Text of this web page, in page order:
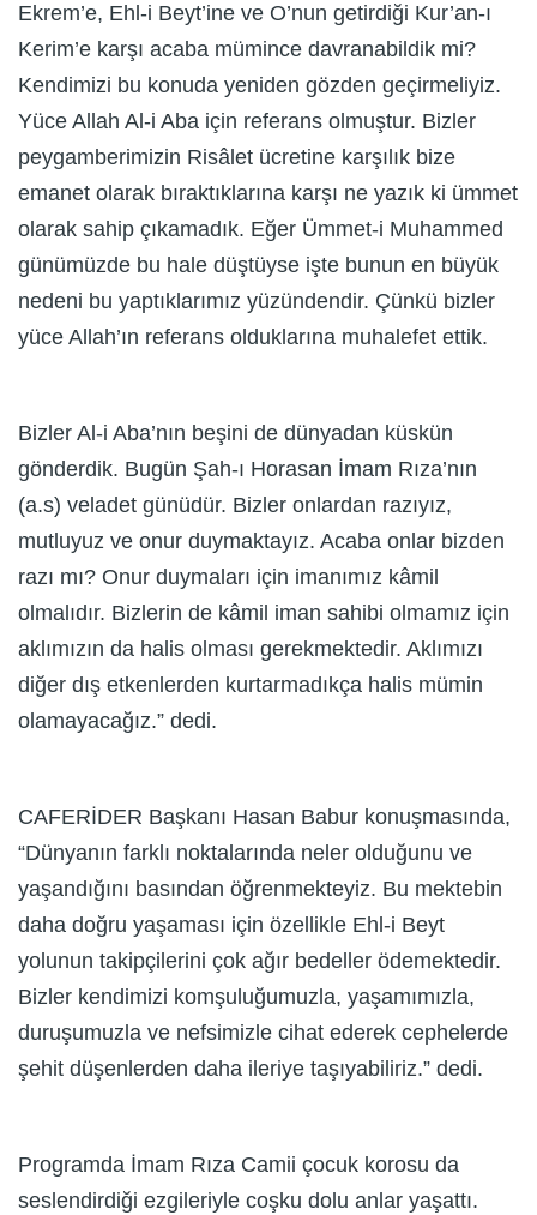
Ekrem’e, Ehl-i Beyt’ine ve O’nun getirdiği Kur’an-ı
Kerim’e karşı acaba mümince davranabildik mi?
Kendimizi bu konuda yeniden gözden geçirmeliyiz.
Yüce Allah Al-i Aba için referans olmuştur. Bizler
peygamberimizin Risâlet ücretine karşılık bize
emanet olarak bıraktıklarına karşı ne yazık ki ümmet
olarak sahip çıkamadık. Eğer Ümmet-i Muhammed
günümüzde bu hale düştüyse işte bunun en büyük
nedeni bu yaptıklarımız yüzündendir. Çünkü bizler
yüce Allah’ın referans olduklarına muhalefet ettik.
Bizler Al-i Aba’nın beşini de dünyadan küskün
gönderdik. Bugün Şah-ı Horasan İmam Rıza’nın
(a.s) veladet günüdür. Bizler onlardan razıyız,
mutluyuz ve onur duymaktayız. Acaba onlar bizden
razı mı? Onur duymaları için imanımız kâmil
olmalıdır. Bizlerin de kâmil iman sahibi olmamız için
aklımızın da halis olması gerekmektedir. Aklımızı
diğer dış etkenlerden kurtarmadıkça halis mümin
olamayacağız.” dedi.
CAFERİDER Başkanı Hasan Babur konuşmasında,
“Dünyanın farklı noktalarında neler olduğunu ve
yaşandığını basından öğrenmekteyiz. Bu mektebin
daha doğru yaşaması için özellikle Ehl-i Beyt
yolunun takipçilerini çok ağır bedeller ödemektedir.
Bizler kendimizi komşuluğumuzla, yaşamımızla,
duruşumuzla ve nefsimizle cihat ederek cephelerde
şehit düşenlerden daha ileriye taşıyabiliriz.” dedi.
Programda İmam Rıza Camii çocuk korosu da
seslendirdiği ezgileriyle coşku dolu anlar yaşattı.